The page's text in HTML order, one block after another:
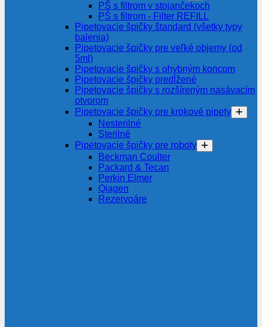
PŠ s filtrom v stojančekoch
PŠ s filtrom - Filter REFILL
Pipetovacie špičky štandard (všetky typy
balenia)
Pipetovacie špičky pre veľké objemy (od
5ml)
Pipetovacie špičky s ohybným koncom
Pipetovacie špičky predĺžené
Pipetovacie špičky s rozšíreným nasávacím
otvorom
Pipetovacie špičky pre krokové pipety
Nesterilné
Sterilné
Pipetovacie špičky pre roboty
Beckman Coulter
Packard & Tecan
Perkin Elmer
Qiagen
Rezervoáre